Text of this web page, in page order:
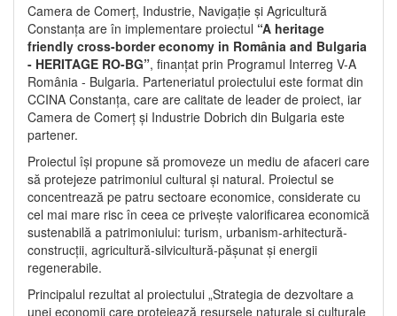
Camera de Comerț, Industrie, Navigație și Agricultură
Constanța are în implementare proiectul “A heritage
friendly cross-border economy in România and Bulgaria
- HERITAGE RO-BG”, finanțat prin Programul Interreg V-A
România - Bulgaria. Parteneriatul proiectului este format din
CCINA Constanța, care are calitate de leader de proiect, iar
Camera de Comerț și Industrie Dobrich din Bulgaria este
partener.
Proiectul își propune să promoveze un mediu de afaceri care
să protejeze patrimoniul cultural și natural. Proiectul se
concentrează pe patru sectoare economice, considerate cu
cel mai mare risc în ceea ce privește valorificarea economică
sustenabilă a patrimoniului: turism, urbanism-arhitectură-
construcții, agricultură-silvicultură-pășunat și energii
regenerabile.
Principalul rezultat al proiectului „Strategia de dezvoltare a
unei economii care protejează resursele naturale și culturale